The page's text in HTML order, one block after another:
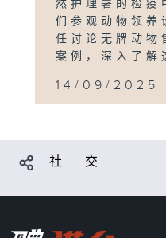
然护理署的检疫
们参观动物领养
任讨论无牌动物
案例，深入了
14/09/2025
社 交